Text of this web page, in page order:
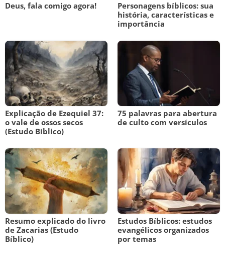
Deus, fala comigo agora!
Personagens bíblicos: sua
história, características e
importância
Explicação de Ezequiel 37:
o vale de ossos secos
(Estudo Bíblico)
75 palavras para abertura
de culto com versículos
Resumo explicado do livro
de Zacarias (Estudo
Bíblico)
Estudos Bíblicos: estudos
evangélicos organizados
por temas